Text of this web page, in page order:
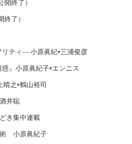
終了）
了）
リティ― 小原眞紀×三浦俊彦
』小原眞紀子×エンニス
晴之×鶴山裕司
井聡
き集中連載
小原眞紀子